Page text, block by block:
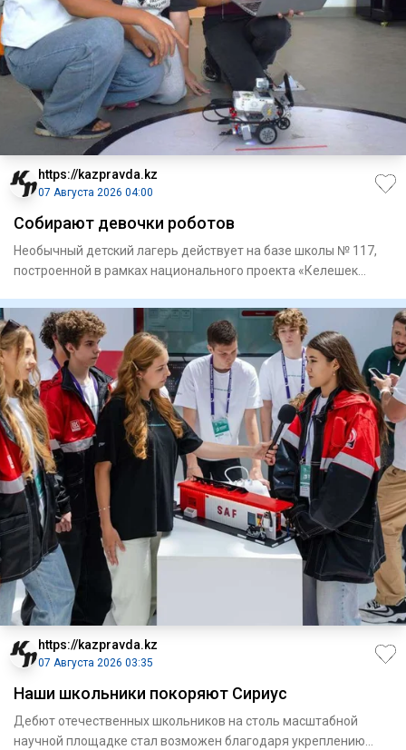
https://kazpravda.kz
07 Августа 2026 04:00
Собирают девочки роботов
Необычный детский лагерь действует на базе школы № 117,
построенной в рамках национального проекта «Келешек
https://kazpravda.kz
07 Августа 2026 03:35
Наши школьники покоряют Сириус
Дебют отечественных школьников на столь масштабной
научной площадке стал возможен благодаря укреплению